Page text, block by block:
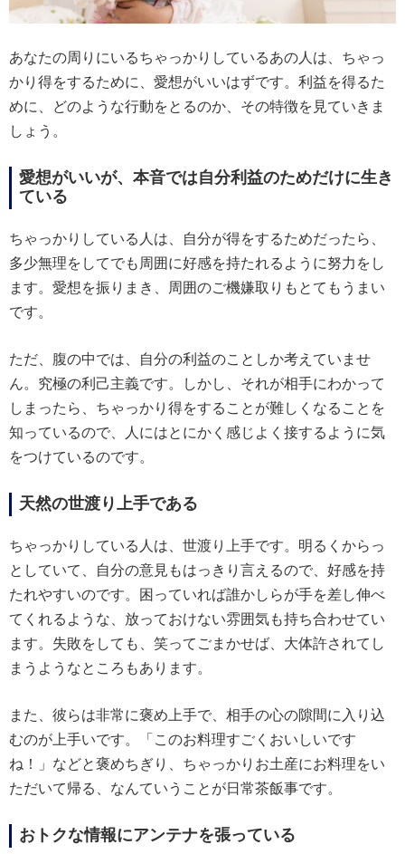
あなたの周りにいるちゃっかりしているあの人は、ちゃっ
かり得をするために、愛想がいいはずです。利益を得るた
めに、どのような行動をとるのか、その特徴を見ていきま
しょう。
愛想がいいが、本音では自分利益のためだけに生き
ている
ちゃっかりしている人は、自分が得をするためだったら、
多少無理をしてでも周囲に好感を持たれるように努力をし
ます。愛想を振りまき、周囲のご機嫌取りもとてもうまい
です。
ただ、腹の中では、自分の利益のことしか考えていませ
ん。究極の利己主義です。しかし、それが相手にわかって
しまったら、ちゃっかり得をすることが難しくなることを
知っているので、人にはとにかく感じよく接するように気
をつけているのです。
天然の世渡り上手である
ちゃっかりしている人は、世渡り上手です。明るくからっ
としていて、自分の意見もはっきり言えるので、好感を持
たれやすいのです。困っていれば誰かしらが手を差し伸べ
てくれるような、放っておけない雰囲気も持ち合わせてい
ます。失敗をしても、笑ってごまかせば、大体許されてし
まうようなところもあります。
また、彼らは非常に褒め上手で、相手の心の隙間に入り込
むのが上手いです。「このお料理すごくおいしいです
ね！」などと褒めちぎり、ちゃっかりお土産にお料理をい
ただいて帰る、なんていうことが日常茶飯事です。
おトクな情報にアンテナを張っている